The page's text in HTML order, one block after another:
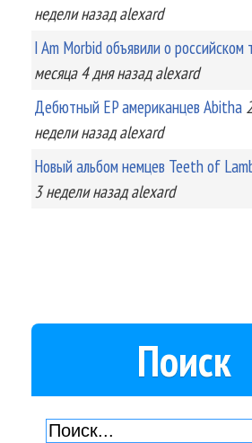
неделиназад alexard
I Am Morbid объявили о российском
месяца 4 дняназад alexard
Дебютный EP американцев Abitha
неделиназад alexard
Новый альбом немцев Teeth of
3 неделиназад alexard
Поиск